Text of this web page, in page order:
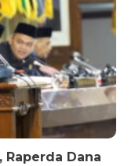
Raperda Dana